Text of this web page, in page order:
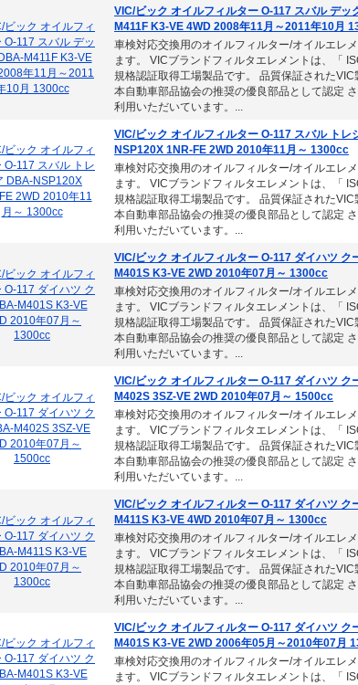
VIC/ビック オイルフィルター O-117 スバル デッ
M411F K3-VE 4WD 2008年11月～2011年10月
車検対応交換用のオイルフィルター/オイルエレ
ます。 VICブランドフィルタエレメントは、「
規格認証取得工場製品です。 品質保証されたVIC
本自動車部品協会の推奨の優良部品として認定
利用いただいています。...
VIC/ビック オイルフィルター O-117 スバル トレ
NSP120X 1NR-FE 2WD 2010年11月～ 1300cc
車検対応交換用のオイルフィルター/オイルエレ
ます。 VICブランドフィルタエレメントは、「
規格認証取得工場製品です。 品質保証されたVIC
本自動車部品協会の推奨の優良部品として認定
利用いただいています。...
VIC/ビック オイルフィルター O-117 ダイハツ ク
M401S K3-VE 2WD 2010年07月～ 1300cc
車検対応交換用のオイルフィルター/オイルエレ
ます。 VICブランドフィルタエレメントは、「
規格認証取得工場製品です。 品質保証されたVIC
本自動車部品協会の推奨の優良部品として認定
利用いただいています。...
VIC/ビック オイルフィルター O-117 ダイハツ ク
M402S 3SZ-VE 2WD 2010年07月～ 1500cc
車検対応交換用のオイルフィルター/オイルエレ
ます。 VICブランドフィルタエレメントは、「
規格認証取得工場製品です。 品質保証されたVIC
本自動車部品協会の推奨の優良部品として認定
利用いただいています。...
VIC/ビック オイルフィルター O-117 ダイハツ ク
M411S K3-VE 4WD 2010年07月～ 1300cc
車検対応交換用のオイルフィルター/オイルエレ
ます。 VICブランドフィルタエレメントは、「
規格認証取得工場製品です。 品質保証されたVIC
本自動車部品協会の推奨の優良部品として認定
利用いただいています。...
VIC/ビック オイルフィルター O-117 ダイハツ ク
M401S K3-VE 2WD 2006年05月～2010年07月
車検対応交換用のオイルフィルター/オイルエレ
ます。 VICブランドフィルタエレメントは、「